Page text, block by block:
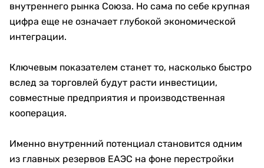
внутреннего рынка Союза. Но сама по себе крупная
цифра еще не означает глубокой экономической
интеграции.
Ключевым показателем станет то, насколько быстро
вслед за торговлей будут расти инвестиции,
совместные предприятия и производственная
кооперация.
Именно внутренний потенциал становится одним
из главных резервов ЕАЭС на фоне перестройки